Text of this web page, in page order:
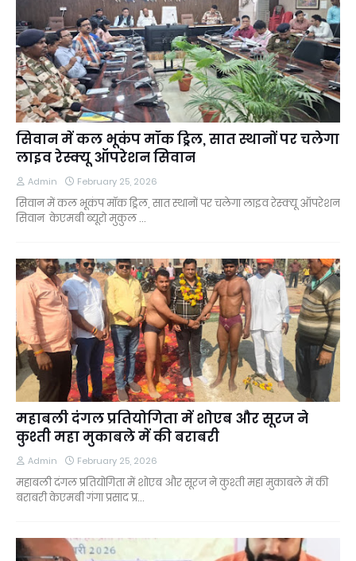
सिवान में कल भूकंप मॉक ड्रिल, सात स्थानों पर चलेगा
लाइव रेस्क्यू ऑपरेशन सिवान
Admin February 25, 2026
सिवान में कल भूकंप मॉक ड्रिल, सात स्थानों पर चलेगा लाइव रेस्क्यू ऑपरेशन
सिवान केएमबी ब्यूरो मुकुल …
महाबली दंगल प्रतियोगिता में शोएब और सूरज ने
कुश्ती महा मुकाबले में की बराबरी
Admin February 25, 2026
महाबली दंगल प्रतियोगिता में शोएब और सूरज ने कुश्ती महा मुकाबले में की
बराबरी केएमबी गंगा प्रसाद प्र…